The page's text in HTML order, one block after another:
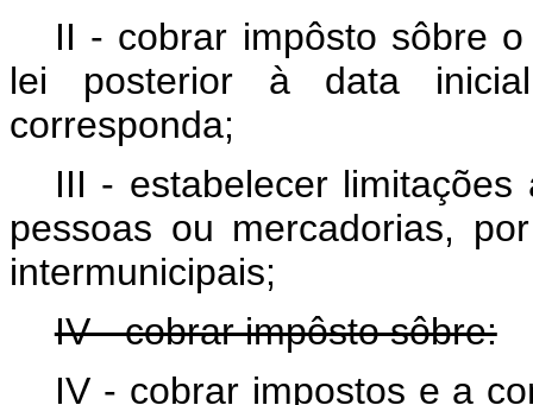
II - cobrar impôsto sôbre
lei posterior à data
corresponda;
III - estabelecer
pessoas ou mercadorias,
intermunicipais;
IV - cobrar impôsto sôbre:
IV - cobrar impostos e a